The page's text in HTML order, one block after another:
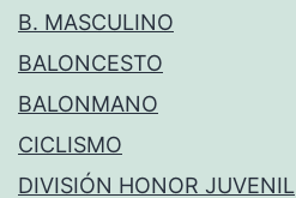
B. MASCULINO
BALONCESTO
BALONMANO
CICLISMO
DIVISIÓN HONOR JUVENIL